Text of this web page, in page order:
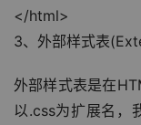
</html>
3、外部样式表
外部样式表是在
以.css为扩展名，